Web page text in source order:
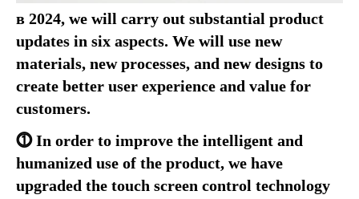
в 2024, we will carry out substantial product
updates in six aspects. We will use new
materials, new processes, and new designs to
create better user experience and value for
customers.
⓵ In order to improve the intelligent and
humanized use of the product, we have
upgraded the touch screen control technology